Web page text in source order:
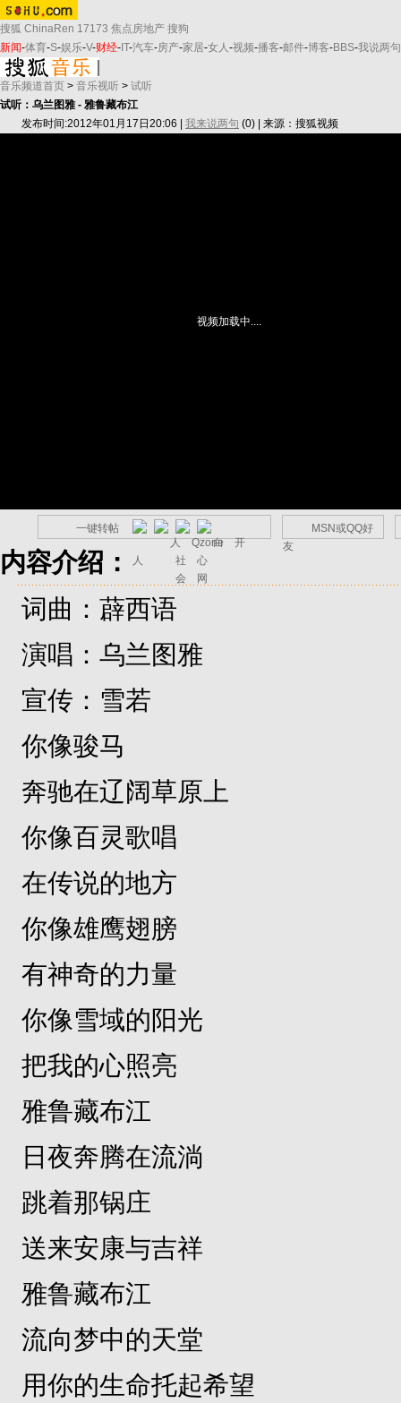
搜狐 ChinaRen 17173 焦点房地产 搜狗
新闻-体育-S-娱乐-V-财经- IT-汽车-房产-家居-女人-视频-播客-邮件-博客-BBS-我说两句
音乐频道首页 > 音乐视听 > 试听
试听：乌兰图雅 - 雅鲁藏布江
发布时间:2012年01月17日20:06 | 我来说两句 (0) | 来源：搜狐视频
视频加载中....
一键转帖
MSN或QQ好
友
内容介绍：
词曲：薜西语
演唱：乌兰图雅
宣传：雪若
你像骏马
奔驰在辽阔草原上
你像百灵歌唱
在传说的地方
你像雄鹰翅膀
有神奇的力量
你像雪域的阳光
把我的心照亮
雅鲁藏布江
日夜奔腾在流淌
跳着那锅庄
送来安康与吉祥
雅鲁藏布江
流向梦中的天堂
用你的生命托起希望